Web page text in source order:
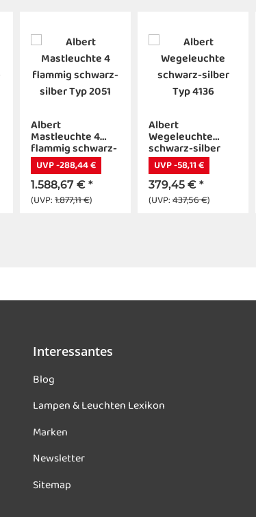
Albert
Mastleuchte 4
flammig schwarz-
silber Typ 2051
UVP -288,44 €
1.588,67 € *
(UVP:1.877,11 €)
Albert
Wegeleuchte
schwarz-silber
Typ 4136
UVP -58,11 €
379,45 € *
(UVP:437,56 €)
Interessantes
Blog
Lampen & Leuchten Lexikon
Marken
Newsletter
Sitemap